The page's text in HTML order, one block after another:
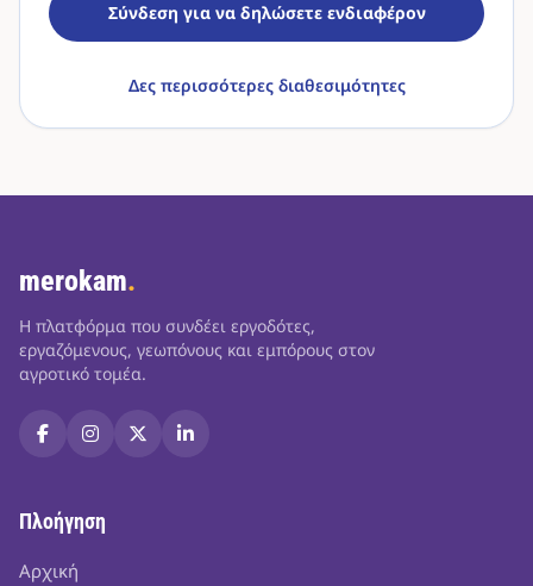
Σύνδεση για να δηλώσετε ενδιαφέρον
Δες περισσότερες διαθεσιμότητες
merokam.
Η πλατφόρμα που συνδέει εργοδότες,
εργαζόμενους, γεωπόνους και εμπόρους στον
αγροτικό τομέα.
Πλοήγηση
Αρχική